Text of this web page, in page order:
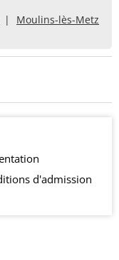
Moulins-lès-Metz
d'admission